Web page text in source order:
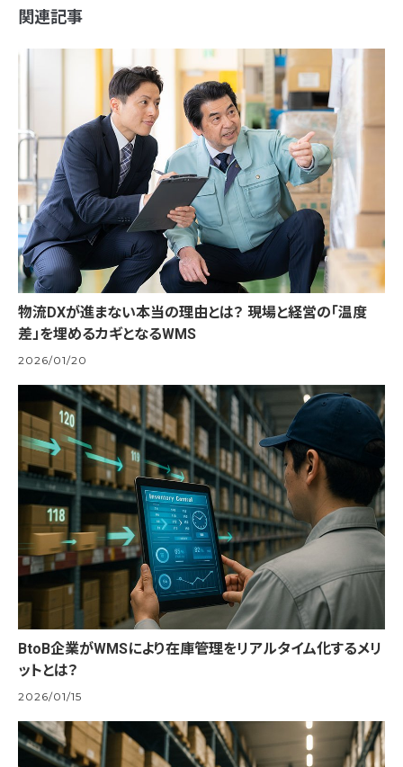
関連記事
物流DXが進まない本当の理由とは？ 現場と経営の「温度
差」を埋めるカギとなるWMS
2026/01/20
BtoB企業がWMSにより在庫管理をリアルタイム化するメリ
ットとは？
2026/01/15